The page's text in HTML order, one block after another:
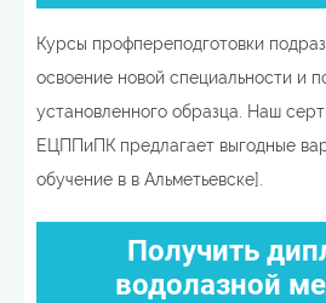
Курсы профпереподготовки
освоение новой специальности и
установленного образца. Наш
ЕЦППиПК предлагает выгодные
обучение в в Альметьевске].
Получить
водолазной